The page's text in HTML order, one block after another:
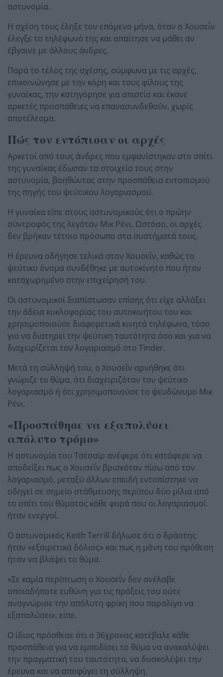
αστυνομία.
Η σχέση τους έληξε τον επόμενο μήνα, όταν ο Χουσεΐν
έλεγξε το τηλέφωνό της και απαίτησε να μάθει αν
έβγαινε με άλλους άνδρες.
Παρά το τέλος της σχέσης, σύμφωνα με τις αρχές,
επικοινώνησε με την κόρη και τους φίλους της
γυναίκας, την κατηγόρησε για απιστία και έκανε
αρκετές προσπάθειες να επανασυνδεθούν, χωρίς
αποτέλεσμα.
Πώς τον εντόπισαν οι αρχές
Αρκετοί από τους άνδρες που εμφανίστηκαν στο σπίτι
της γυναίκας έδωσαν τα στοιχεία τους στην
αστυνομία, βοηθώντας στην προσπάθεια εντοπισμού
της πηγής του ψεύτικου λογαριασμού.
Η γυναίκα είπε στους αστυνομικούς ότι ο πρώην
σύντροφός της λεγόταν Μικ Ρένι. Ωστόσο, οι αρχές
δεν βρήκαν τέτοιο πρόσωπο στα συστήματά τους.
Η έρευνα οδήγησε τελικά στον Χουσεΐν, καθώς το
ψεύτικο όνομα συνδέθηκε με αυτοκίνητο που ήταν
καταχωρημένο στην επιχείρησή του.
Οι αστυνομικοί διαπίστωσαν επίσης ότι είχε αλλάξει
την άδεια κυκλοφορίας του αυτοκινήτου του και
χρησιμοποιούσε διαφορετικά κινητά τηλέφωνα, τόσο
για να διατηρεί την ψεύτικη ταυτότητα όσο και για να
διαχειρίζεται τον λογαριασμό στο Tinder.
Μετά τη σύλληψή του, ο Χουσεΐν αρνήθηκε ότι
γνώριζε το θύμα, ότι διαχειριζόταν τον ψεύτικο
λογαριασμό ή ότι χρησιμοποιούσε το ψευδώνυμο Μικ
Ρένι.
«Προσπάθησε να εξαπολύσει
απόλυτο τρόμο»
Η αστυνομία του Τσέσαϊρ ανέφερε ότι κατάφερε να
αποδείξει πως ο Χουσεΐν βρισκόταν πίσω από τον
λογαριασμό, μεταξύ άλλων επειδή εντοπίστηκε να
οδηγεί σε σημείο στάθμευσης περίπου δύο μίλια από
το σπίτι του θύματος κάθε φορά που οι λογαριασμοί
ήταν ενεργοί.
Ο αστυνομικός Keith Terrill δήλωσε ότι ο δράστης
ήταν «εξαιρετικά δόλιος» και πως η μόνη του πρόθεση
ήταν να βλάψει το θύμα.
«Σε καμία περίπτωση ο Χουσεΐν δεν ανέλαβε
οποιαδήποτε ευθύνη για τις πράξεις του ούτε
αναγνώρισε την απόλυτη φρίκη που παραλίγο να
εξαπολύσει», είπε.
Ο ίδιος πρόσθεσε ότι ο 36χρονος κατέβαλε κάθε
προσπάθεια για να εμποδίσει το θύμα να ανακαλύψει
την πραγματική του ταυτότητα, να δυσκολέψει την
έρευνα και να αποφύγει τη σύλληψη.